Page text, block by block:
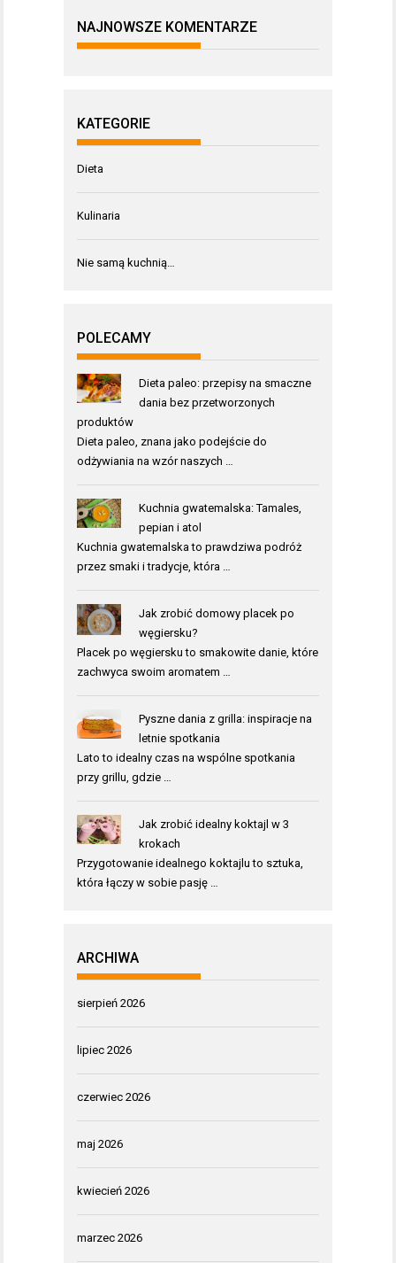
NAJNOWSZE KOMENTARZE
KATEGORIE
Dieta
Kulinaria
Nie samą kuchnią…
POLECAMY
Dieta paleo: przepisy na smaczne
dania bez przetworzonych
produktów
Dieta paleo, znana jako podejście do
odżywiania na wzór naszych …
Kuchnia gwatemalska: Tamales,
pepian i atol
Kuchnia gwatemalska to prawdziwa podróż
przez smaki i tradycje, która …
Jak zrobić domowy placek po
węgiersku?
Placek po węgiersku to smakowite danie, które
zachwyca swoim aromatem …
Pyszne dania z grilla: inspiracje na
letnie spotkania
Lato to idealny czas na wspólne spotkania
przy grillu, gdzie …
Jak zrobić idealny koktajl w 3
krokach
Przygotowanie idealnego koktajlu to sztuka,
która łączy w sobie pasję …
ARCHIWA
sierpień 2026
lipiec 2026
czerwiec 2026
maj 2026
kwiecień 2026
marzec 2026